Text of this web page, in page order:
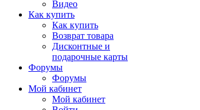
Видео
Как купить
Как купить
Возврат товара
Дисконтные и
подарочные карты
Форумы
Форумы
Мой кабинет
Мой кабинет